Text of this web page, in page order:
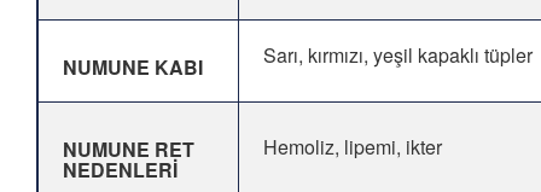
NUMUNE KABI Sarı, kırmızı, yeşil kapaklı tüpler
NUMUNE RET
NEDENLERİ
Hemoliz, lipemi, ikter